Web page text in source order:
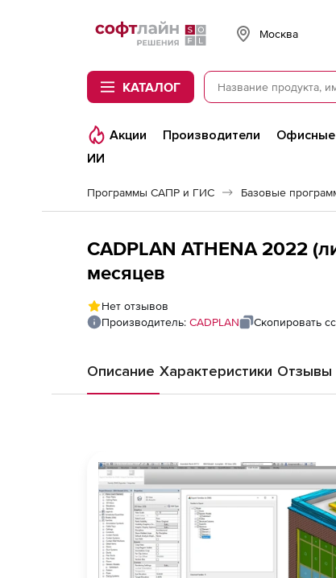
Softline
Москва
КАТАЛОГ
Акции Производители
ИИ
Программы САПР и ГИС Базовые
CADPLAN ATHENA 2022
месяцев
Нет отзывов
Производитель: CADPLAN Скопировать
Описание Характеристики Отзывы